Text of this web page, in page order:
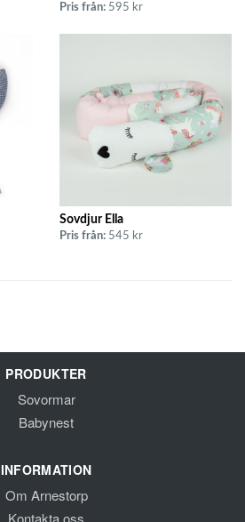
Pris från: 595 kr
Sovdjur Ella
Pris från: 545 kr
PRODUKTER
Sovormar
Babynest
INFORMATION
Om Arnestorp
Kontakta oss